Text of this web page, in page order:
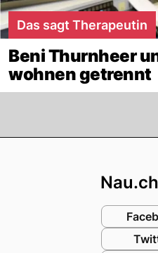
Das sagt Therapeutin
Beni Thurnheer
wohnen getrennt